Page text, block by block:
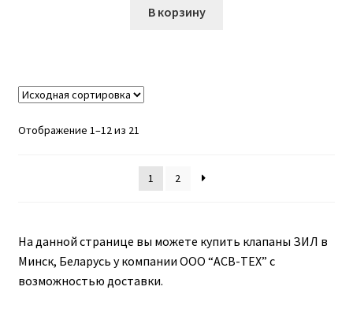
В корзину
Отображение 1–12 из 21
1 2
На данной странице вы можете купить клапаны ЗИЛ в
Минск, Беларусь у компании ООО “АСВ-ТЕХ” с
возможностью доставки.